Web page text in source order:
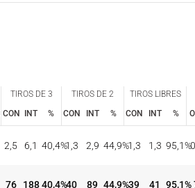
TIROS DE 3 TIROS DE 2 TIROS LIBRES
CON INT % CON INT % CON INT %
2,5 6,1 40,4%1,3 2,9 44,9%1,3 1,3 95,1%
76 188 40,4%40 89 44,9%39 41 95,1%